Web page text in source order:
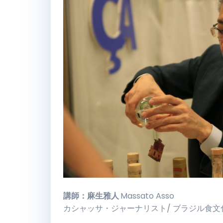
講師：麻生雅人Massato Asso
カシャッサ・ジャーナリスト/ ブラジル食文